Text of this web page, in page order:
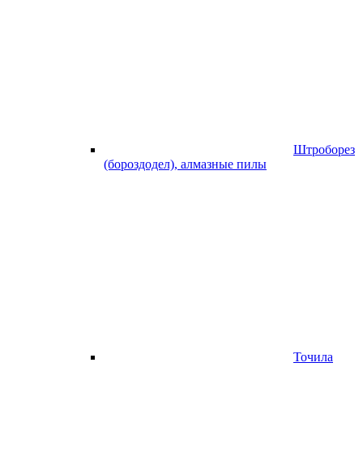
Штроборез
(бороздодел), алмазные пилы
Точила